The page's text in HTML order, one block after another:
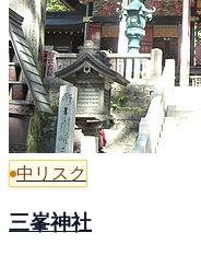
中リスク
三峯神社